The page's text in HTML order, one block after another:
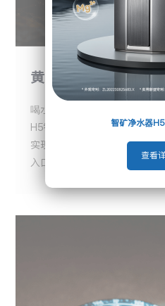
黄金矿比，日常饮水
喝水不应只为解渴，更应是味
H5智矿水通过智能调控水中钙
实现天然矿物质的动态平衡
入口清润，自带天然甜感
智矿净水器
查看